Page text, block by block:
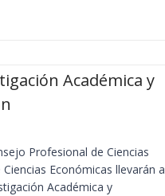
Académica y
Profesional de Ciencias
Económicas llevarán a
Académica y